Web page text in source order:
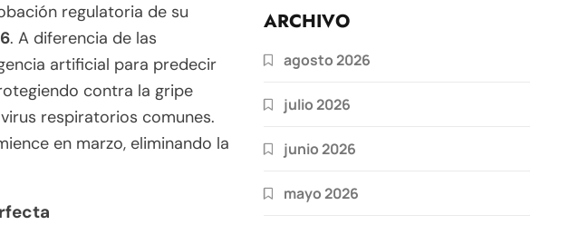
regulatoria de su
. A diferencia de las
artificial para predecir
contra la gripe
respiratorios comunes.
en marzo, eliminando la
ARCHIVO
agosto 2026
julio 2026
junio 2026
mayo 2026